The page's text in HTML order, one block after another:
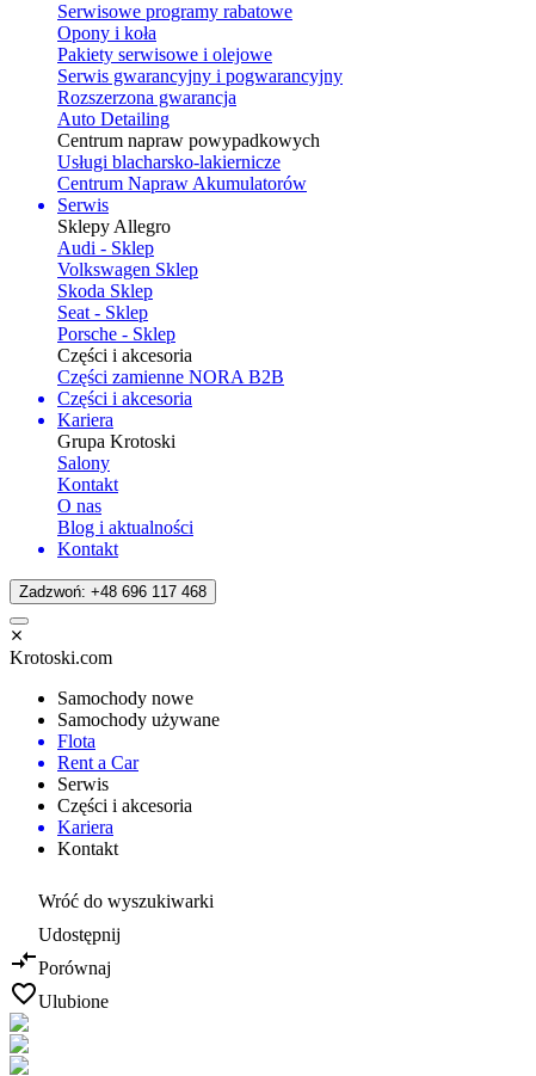
Serwisowe programy rabatowe
Opony i koła
Pakiety serwisowe i olejowe
Serwis gwarancyjny i pogwarancyjny
Rozszerzona gwarancja
Auto Detailing
Centrum napraw powypadkowych
Usługi blacharsko-lakiernicze
Centrum Napraw Akumulatorów
Serwis
Sklepy Allegro
Audi - Sklep
Volkswagen Sklep
Skoda Sklep
Seat - Sklep
Porsche - Sklep
Części i akcesoria
Części zamienne NORA B2B
Części i akcesoria
Kariera
Grupa Krotoski
Salony
Kontakt
O nas
Blog i aktualności
Kontakt
Zadzwoń: +48 696 117 468
Krotoski.com
Samochody nowe
Samochody używane
Flota
Rent a Car
Serwis
Części i akcesoria
Kariera
Kontakt
Wróć do wyszukiwarki
Udostępnij
Porównaj
Ulubione